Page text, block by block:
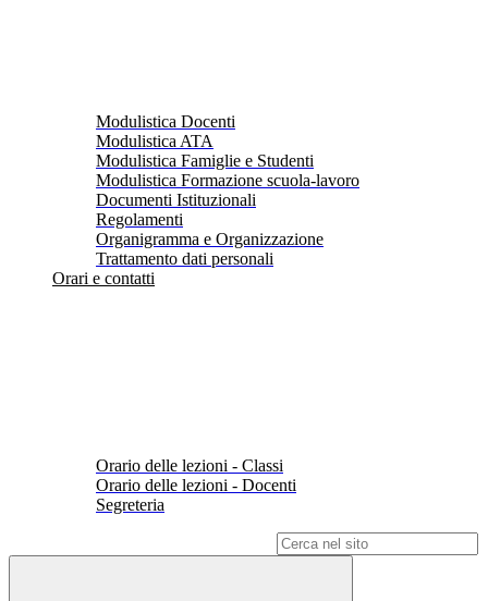
Modulistica Docenti
Modulistica ATA
Modulistica Famiglie e Studenti
Modulistica Formazione scuola-lavoro
Documenti Istituzionali
Regolamenti
Organigramma e Organizzazione
Trattamento dati personali
Orari e contatti
Orario delle lezioni - Classi
Orario delle lezioni - Docenti
Segreteria